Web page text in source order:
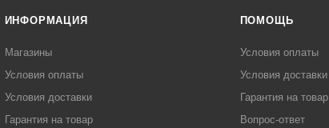
ИНФОРМАЦИЯ
Магазины
Условия оплаты
Условия доставки
Гарантия на товар
ПОМОЩЬ
Условия оплаты
Условия доставки
Гарантия на товар
Вопрос-ответ